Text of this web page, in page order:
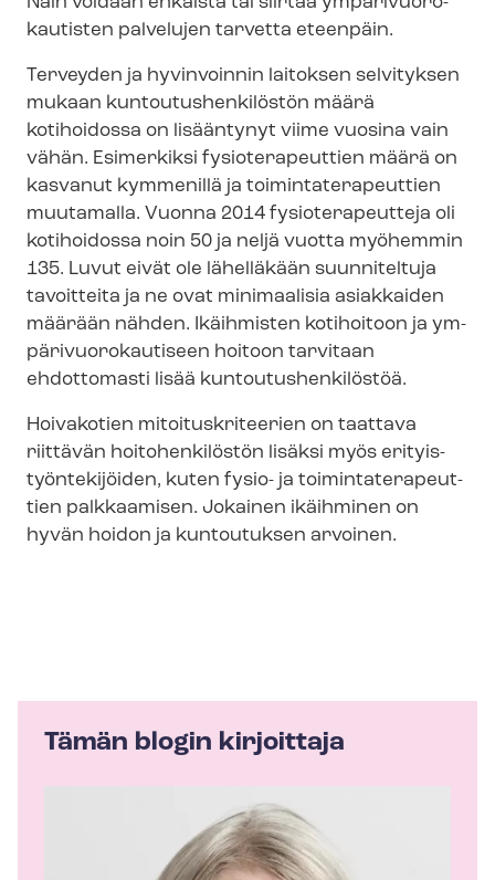
kau­tis­ten palvelujen tarvetta eteenpäin.
Terveyden ja hyvinvoinnin laitoksen selvityksen
mukaan kun­tou­tus­hen­ki­lös­tön määrä
kotihoidossa on lisääntynyt viime vuosina vain
vähän. Esimerkiksi fysioterapeuttien määrä on
kasvanut kymmenillä ja toi­min­ta­te­ra­peut­tien
muutamalla. Vuonna 2014 fysioterapeutteja oli
kotihoidossa noin 50 ja neljä vuotta myöhemmin
135. Luvut eivät ole lähelläkään suunniteltuja
tavoitteita ja ne ovat minimaalisia asiakkaiden
määrään nähden. Ikäihmisten kotihoitoon ja ym­
pä­ri­vuo­ro­kau­ti­seen hoitoon tarvitaan
ehdottomasti lisää kun­tou­tus­hen­ki­lös­töä.
Hoivakotien mi­toi­tus­kri­tee­rien on taattava
riittävän hoitohenkilöstön lisäksi myös eri­tyis­
työn­te­ki­jöi­den, kuten fysio- ja toi­min­ta­te­ra­peut­
tien palkkaamisen. Jokainen ikäihminen on
hyvän hoidon ja kuntoutuksen arvoinen.
Tämän blogin kirjoittaja